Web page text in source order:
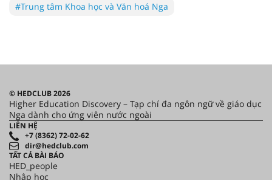
#Trung tâm Khoa học và Văn hoá Nga
© HEDCLUB 2026
Higher Education Discovery – Tạp chí đa ngôn ngữ về giáo dục
Nga dành cho ứng viên nước ngoài
LIÊN HỆ
+7 (8362) 72-02-62
dir@hedclub.com
TẤT CẢ BÀI BÁO
HED_people
Nhập học